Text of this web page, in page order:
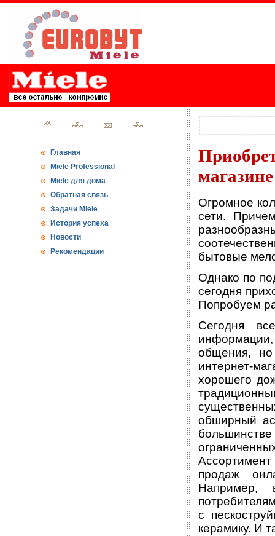
Главная
Miele Professional
Miele для дома
Обратная связь
Задачи Miele
История успеха
Новости
Рекомендации
магазине
Огромное
сети.
бытовые
Однако по
сегодня
Попробуем
Сегодня
общения, но
интернет-
хорошего
обширный
продаж
Например,
с
керамику. И